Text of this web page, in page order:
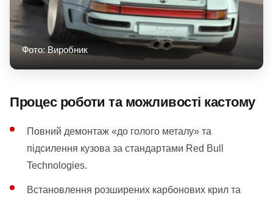
Фото: Виробник
Процес роботи та можливості кастому
Повний демонтаж «до голого металу» та
підсилення кузова за стандартами Red Bull
Technologies.
Встановлення розширених карбонових крил та